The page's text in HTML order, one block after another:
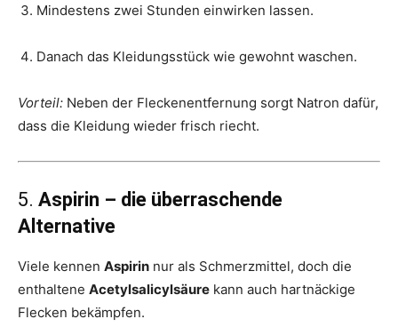
Mindestens zwei Stunden einwirken lassen.
Danach das Kleidungsstück wie gewohnt waschen.
Vorteil: Neben der Fleckenentfernung sorgt Natron dafür,
dass die Kleidung wieder frisch riecht.
5. Aspirin – die überraschende
Alternative
Viele kennen Aspirin nur als Schmerzmittel, doch die
enthaltene Acetylsalicylsäure kann auch hartnäckige
Flecken bekämpfen.